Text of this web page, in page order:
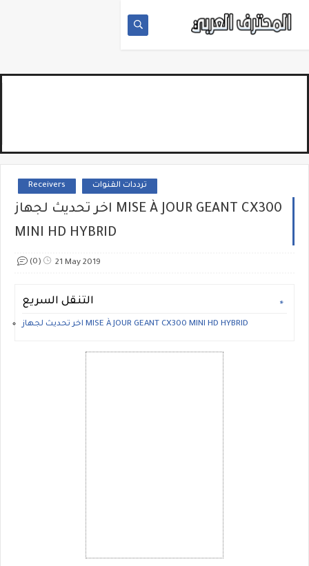
Receivers ترددات القنوات
اخر تحديث لجهاز MISE À JOUR GEANT CX300
MINI HD HYBRID
21 May 2019
(0)
التنقل السريع
اخر تحديث لجهاز MISE À JOUR GEANT CX300 MINI HD HYBRID